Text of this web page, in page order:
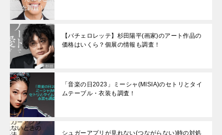
【バチェロレッテ】杉田陽平(画家)のアート作品の
価格はいくら？個展の情報も調査！
「音楽の日2023」ミーシャ(MISIA)のセトリとタイ
ムテーブル・衣装も調査！
シュガーアプリが見れない(つながらない)時の対処